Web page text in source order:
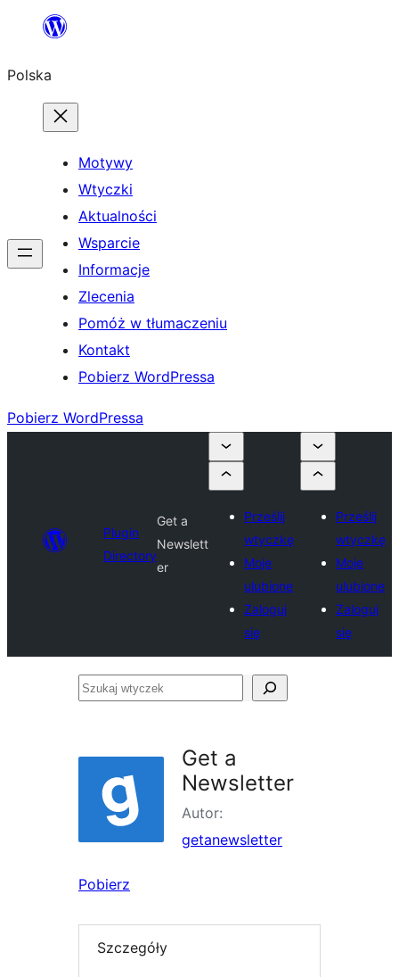
Przejdź
treści
Polska
Motywy
Wtyczki
Aktualności
Wsparcie
Informacje
Zlecenia
Pomóż w tłumaczeniu
Kontakt
Pobierz WordPressa
Pobierz WordPressa
Plugin
Directory
Get a
Newslett
er
Prześlij
wtyczkę
Moje
ulubione
Zaloguj
się
Prześlij
wtyczkę
Moje
ulubione
Zaloguj
się
Szukaj
Get a
Newsletter
Autor:
getanewsletter
Pobierz
Szczegóły